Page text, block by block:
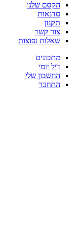
הקסם שלנו
סדנאות
תקנון
צור קשר
שאלות נפוצות
מתכונים
דיל יומי
החשבון שלי
התחבר